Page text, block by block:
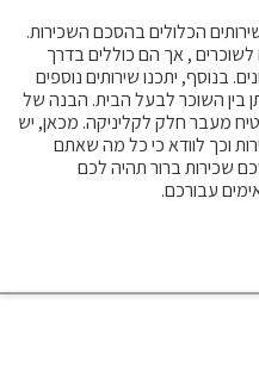
הכלולים בהסכם השכירות.
, אך הם כוללים בדרך
בנוסף, יתכנו שירותים נוספים
בין השוכר לבעל הבית. הבנה של
מעבר חלק לקליניקה. מכאן, יש
וכך לוודא כי כל מה שאתם
שכירות ברור תהיה לכם
עבורכם.